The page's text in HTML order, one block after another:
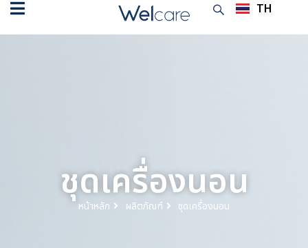
TH
EN
ชุดเครื่องนอน
หน้าหลัก ผลิตภัณฑ์ ชุดเครื่องนอน